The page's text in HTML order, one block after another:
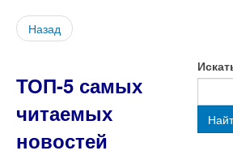
Назад
ТОП-5 самых
читаемых
новостей